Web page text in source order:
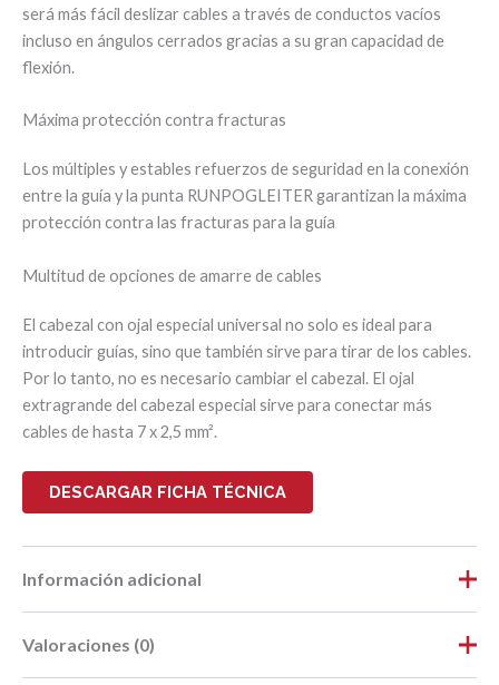
será más fácil deslizar cables a través de conductos vacíos
incluso en ángulos cerrados gracias a su gran capacidad de
flexión.
Máxima protección contra fracturas
Los múltiples y estables refuerzos de seguridad en la conexión
entre la guía y la punta RUNPOGLEITER garantizan la máxima
protección contra las fracturas para la guía
Multitud de opciones de amarre de cables
El cabezal con ojal especial universal no solo es ideal para
introducir guías, sino que también sirve para tirar de los cables.
Por lo tanto, no es necesario cambiar el cabezal. El ojal
extragrande del cabezal especial sirve para conectar más
cables de hasta 7 x 2,5 mm².
DESCARGAR FICHA TÉCNICA
Información adicional
Peso
Valoraciones (0)